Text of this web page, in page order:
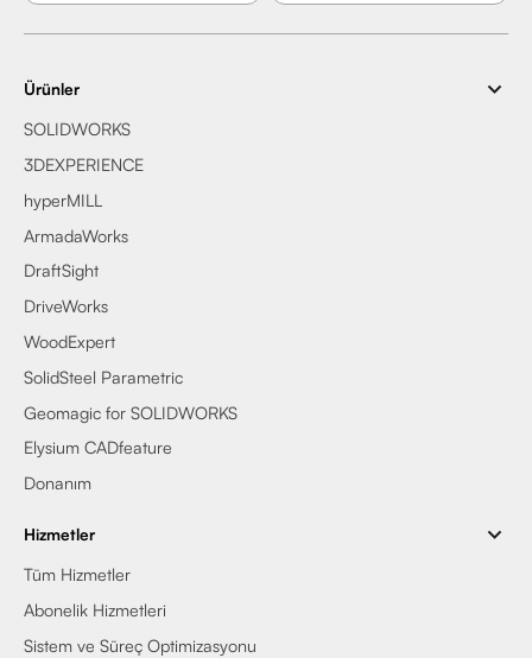
Ürünler
SOLIDWORKS
3DEXPERIENCE
hyperMILL
ArmadaWorks
DraftSight
DriveWorks
WoodExpert
SolidSteel Parametric
Geomagic for SOLIDWORKS
Elysium CADfeature
Donanım
Hizmetler
Tüm Hizmetler
Abonelik Hizmetleri
Sistem ve Süreç Optimizasyonu